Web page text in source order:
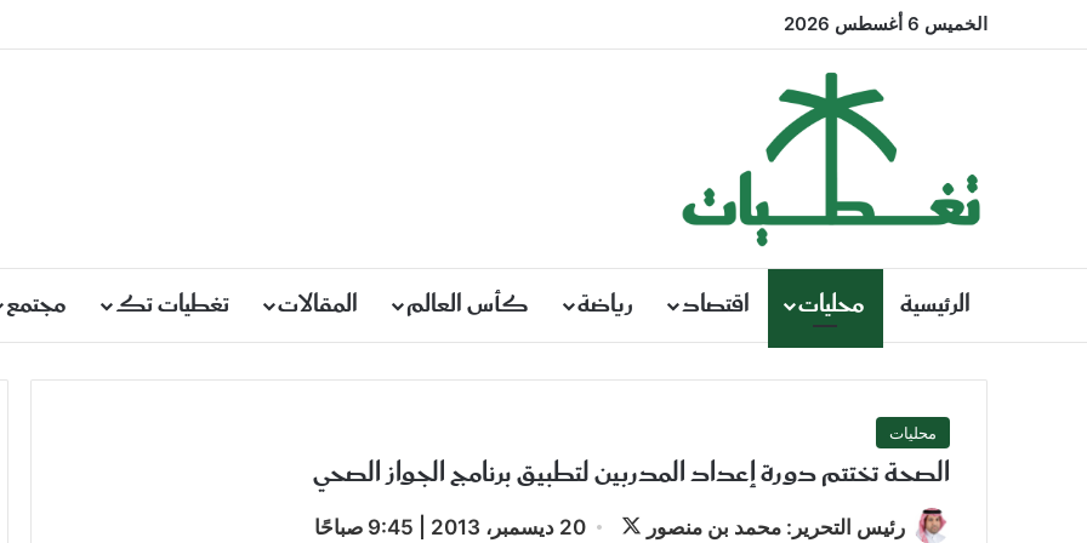
الخميس 6 أغسطس 2026
الرئيسية محليات اقتصاد رياضة كأس العالم المقالات تغطيات تك مجتمع
محليات
الصحة تختتم دورة إعداد المدربين لتطبيق برنامج الجواز الصحي
رئيس التحرير: محمد بن منصور
تابع 20 ديسمبر، 2013 | 9:45 صباحًا